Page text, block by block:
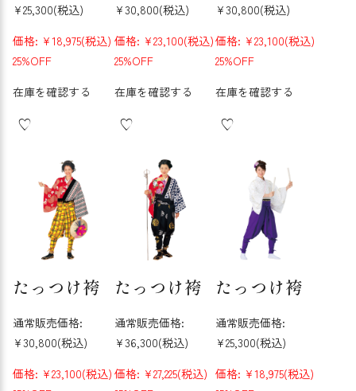
¥25,300(税込)
価格: ¥18,975(税込)
25%OFF
在庫を確認する
¥30,800(税込)
価格: ¥23,100(税込)
25%OFF
在庫を確認する
¥30,800(税込)
価格: ¥23,100(税込)
25%OFF
在庫を確認する
たっつけ袴
通常販売価格:
¥30,800(税込)
価格: ¥23,100(税込)
たっつけ袴
通常販売価格:
¥36,300(税込)
価格: ¥27,225(税込)
たっつけ袴
通常販売価格:
¥25,300(税込)
価格: ¥18,975(税込)